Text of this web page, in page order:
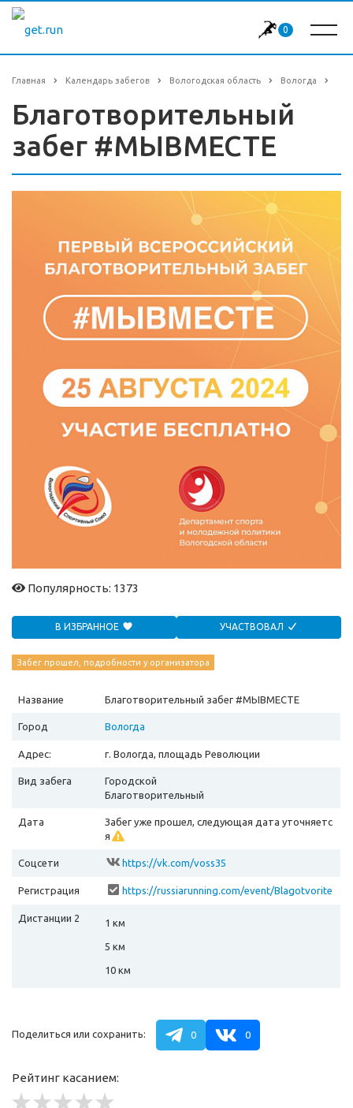
0
Главная Календарь забегов Вологодская область Вологда
Благотворительный
забег #МЫВМЕСТЕ
Популярность: 1373
В ИЗБРАННОЕ УЧАСТВОВАЛ
Забег прошел, подробности у организатора
Название Благотворительный забег #МЫВМЕСТЕ
Город Вологда
Адрес: г. Вологда, площадь Революции
Вид забега
Городской
Благотворительный
Дата
Забег уже прошел, следующая дата уточняетс
я
Соцсети https://vk.com/voss35
Регистрация
https://russiarunning.com/event/Blagotvorite
Дистанции 2
1 км
5 км
10 км
Поделиться или сохранить: 0 0
Рейтинг касанием: